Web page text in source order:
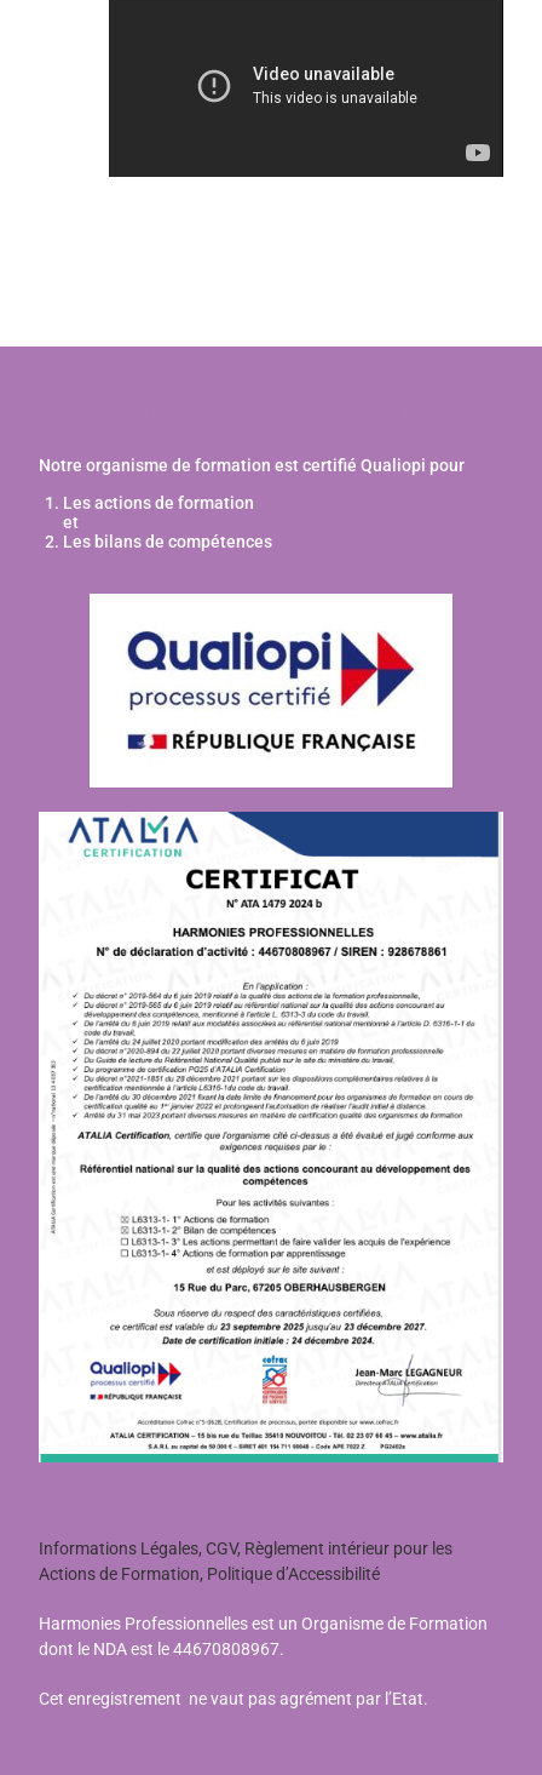
Notre organisme de formation est certifié Qualiopi pour
Les actions de formation
et
Les bilans de compétences
Informations Légales, CGV, Règlement intérieur pour les
Actions de Formation, Politique d’Accessibilité
Harmonies Professionnelles est un Organisme de Formation
dont le NDA est le 44670808967.
Cet enregistrement ne vaut pas agrément par l’Etat.